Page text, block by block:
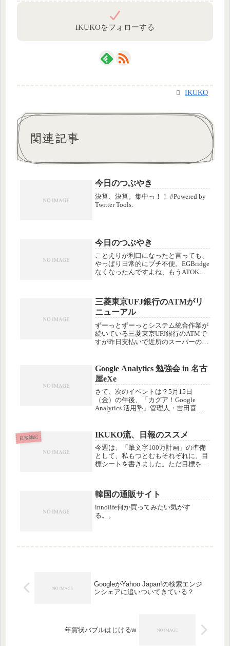
IKUKOをフォローする
IKUKO
関連記事
今日のつぶやき
決算、決算。集中っ！！ #Powered by
Twitter Tools.
今日のつぶやき
ことえりが利口になったと言っても、
やっぱり日常的にプチ不便。EGBridge
なくなったんですよね、もうATOKで
三菱東京UFJ銀行のATMがリ
ニューアル
ずーっとずーっとシステム統合作業が
続いている三菱東京UFJ銀行のATMで
すが昨日支払いで近所のスーパーの
うかこの…「前よりダサくなった
ね〜！」って隣のATMを使っていた
若...
Google Analytics 勉強会 in 名古
屋eXe
さて、次のイベントは？5月15日
（金）の午後、「カグア！Google
Analytics 活用塾」管理人・吉田喜彦
を開催します。 ▼詳しくはこちら吉
田...
日常雑記 IKUKO流、日報のススメ
今週は、「筆文字100万計画」の準備
として、私もつとむもそれぞれに、目
標シートを書きました。ただ目標を書
の目標シートを書いているうちに、ふ
と「日報を書く」というのをやりた
く...
韓国の通販サイト
innolife何か買ってみたい気がす
る。。
GoogleがYahoo Japan!の検索エンジ
ンシェアに追いついてきている？
年賀状バブルはじけるw